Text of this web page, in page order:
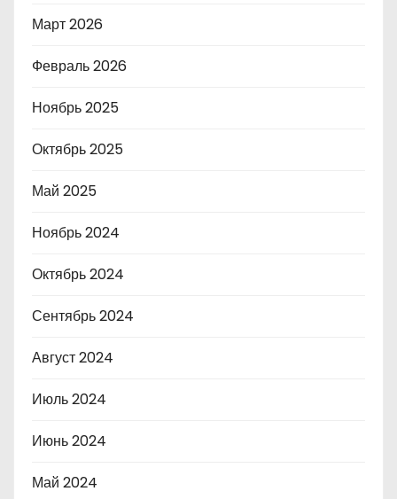
Март 2026
Февраль 2026
Ноябрь 2025
Октябрь 2025
Май 2025
Ноябрь 2024
Октябрь 2024
Сентябрь 2024
Август 2024
Июль 2024
Июнь 2024
Май 2024